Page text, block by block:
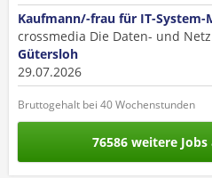
Kaufmann/-frau für IT-
crossmedia Die Daten- und
Gütersloh
29.07.2026
Bruttogehalt bei 40 Wochenstunden
76586 weitere Jobs